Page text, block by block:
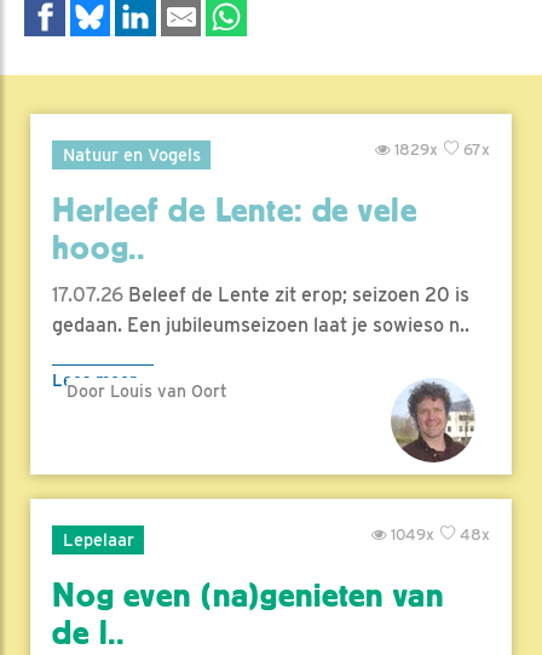
Natuur en Vogels 67x
1829x
Herleef de Lente: de vele
hoog..
17.07.26 Beleef de Lente zit erop; seizoen 20 is
gedaan. Een jubileumseizoen laat je sowieso n..
Lees meer
Door Louis van Oort
Lepelaar 48x
1049x
Nog even (na)genieten van
de l..